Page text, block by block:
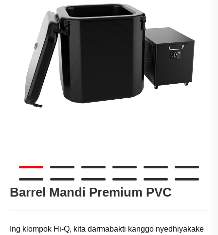
Barrel Mandi Premium PVC
Ing klompok Hi-Q, kita darmabakti kanggo nyedhiyakake